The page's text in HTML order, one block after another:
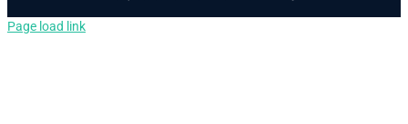
Page load link